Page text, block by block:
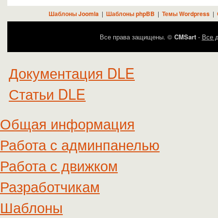
Шаблоны Joomla | Шаблоны phpBB | Темы Wordpress|
Все права защищены. © CMSart- Все
Документация DLE
Статьи DLE
Общая информация
Работа с админпанелью
Работа с движком
Разработчикам
Шаблоны